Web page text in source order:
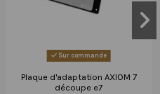
Sur commande
Plaque d'adaptation AXIOM 7
découpe e7